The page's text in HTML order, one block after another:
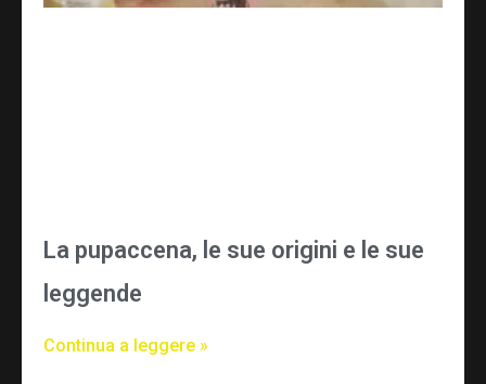
La pupaccena, le sue origini e le sue
leggende
Continua a leggere »